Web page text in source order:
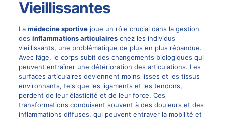
Vieillissantes
La médecine sportivejoue un rôle crucial dans la gestion
des inflammations articulaireschez les individus
vieillissants, une problématique de plus en plus répandue.
Avec l’âge, le corps subit des changements biologiques qui
peuvent entraîner une détérioration des articulations. Les
surfaces articulaires deviennent moins lisses et les tissus
environnants, tels que les ligaments et les tendons,
perdent de leur élasticité et de leur force. Ces
transformations conduisent souvent à des douleurs et des
inflammations diffuses, qui peuvent entraver la mobilité et